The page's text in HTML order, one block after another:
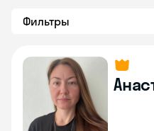
Фильтры